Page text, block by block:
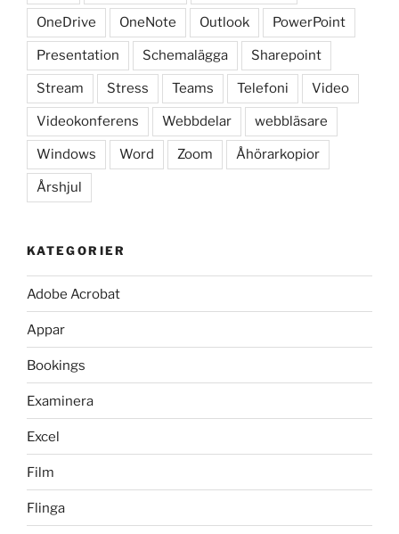
OneDrive OneNote Outlook PowerPoint
Presentation Schemalägga Sharepoint
Stream Stress Teams Telefoni Video
Videokonferens Webbdelar webbläsare
Windows Word Zoom Åhörarkopior
Årshjul
KATEGORIER
Adobe Acrobat
Appar
Bookings
Examinera
Excel
Film
Flinga